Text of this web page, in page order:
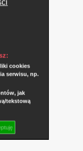
cookies
serwisu, np.
jak
tekstową